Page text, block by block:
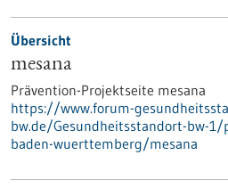
Übersicht
mesana
Prävention-Projektseite mesana
https://www.forum-
bw.de/Gesundheitsstandort-bw-1/
baden-wuerttemberg/mesana